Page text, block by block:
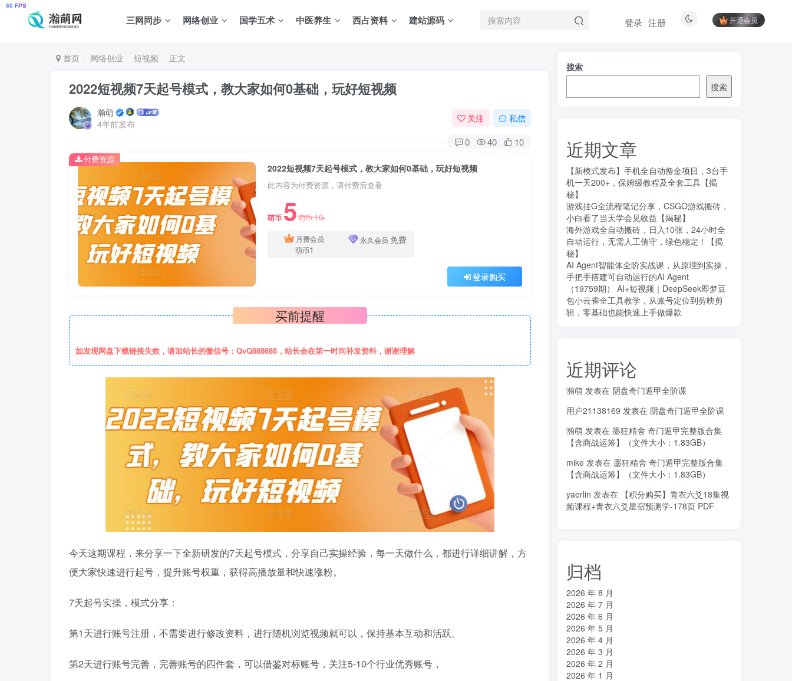
三网同步 网络创业 国学五术 中医养生 西占资料 建站源码 开通会员
登录 注册
首页 网络创业 短视频 正文
2022短视频7天起号模式，教大家如何0基础，玩好短视频
瀚萌
4年前发布
关注 私信
0 40 10
2022短视频7天起号模式，教大家如何0基础，玩好短视频
此内容为付费资源，请付费后查看
萌币 5萌币10
月费会员
萌币1
永久会员 免费
登录购买
付费资源
买前提醒
如发现网盘下载链接失效，请加站长的微信号：QvQ888688，站长会在第一时间补发资料，谢谢理解
今天这期课程，来分享一下全新研发的7天起号模式，分享自己实操经验，每一天做什么，都进行详细讲解，方
便大家快速进行起号，提升账号权重，获得高播放量和快速涨粉。
7天起号实操，模式分享：
第1天进行账号注册，不需要进行修改资料，进行随机浏览视频就可以，保持基本互动和活跃。
第2天进行账号完善，完善账号的四件套，可以借鉴对标账号，关注5-10个行业优秀账号，
搜索
搜索
近期文章
【新模式发布】手机全自动撸金项目，3台手
机一天200+，保姆级教程及全套工具【揭
秘】
游戏挂G全流程笔记分享，CSGO游戏搬砖，
小白看了当天学会见收益【揭秘】
海外游戏全自动搬砖，日入10张，24小时全
自动运行，无需人工值守，绿色稳定！【揭
秘】
AI Agent智能体全阶实战课，从原理到实操，
手把手搭建可自动运行的AI Agent
（19759期） AI+短视频｜DeepSeek即梦豆
包小云雀全工具教学，从账号定位到剪映剪
辑，零基础也能快速上手做爆款
近期评论
瀚萌 发表在 阴盘奇门遁甲全阶课
用户21138169 发表在 阴盘奇门遁甲全阶课
瀚萌 发表在 墨狂精舍 奇门遁甲完整版合集
【含商战运筹】（文件大小：1.83GB）
mike 发表在 墨狂精舍 奇门遁甲完整版合集
【含商战运筹】（文件大小：1.83GB）
yaerlin 发表在 【积分购买】青衣六爻18集视
频课程+青衣六爻星宿预测学-178页 PDF
归档
2026 年 8 月
2026 年 7 月
2026 年 6 月
2026 年 5 月
2026 年 4 月
2026 年 3 月
2026 年 2 月
2026 年 1 月